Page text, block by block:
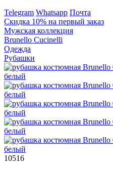
Telegram Whatsapp Почта
Скидка 10% на первый заказ
Мужская коллекция
Brunello Cucinelli
Одежда
Рубашки
10516